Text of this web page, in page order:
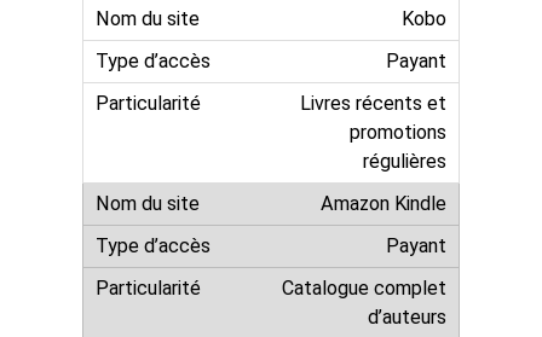
Kobo
Payant
Livres récents et
promotions
régulières
Amazon Kindle
Payant
Catalogue complet
d’auteurs